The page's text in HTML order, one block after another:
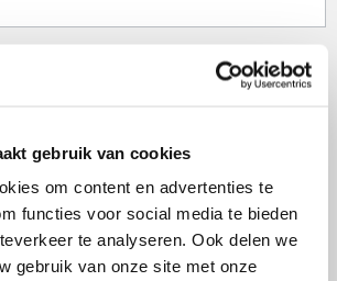
gebruik van cookies
om content en advertenties te
functies voor social media te bieden
te analyseren. Ook delen we
gebruik van onze site met onze